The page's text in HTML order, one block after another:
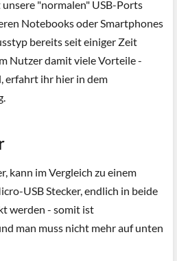
"normalen" USB-Ports
Notebooks oder Smartphones
bereits seit einiger Zeit
Nutzer damit viele Vorteile -
erfahrt ihr hier in dem
kann im Vergleich zu einem
USB Stecker, endlich in beide
werden - somit ist
man muss nicht mehr auf unten